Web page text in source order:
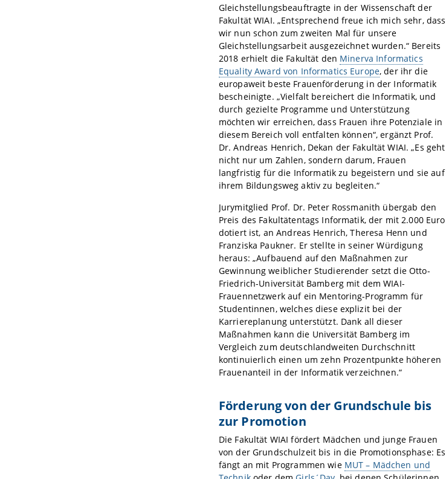
Gleichstellungsbeauftragte in der Wissenschaft der
Fakultät WIAI. „Entsprechend freue ich mich sehr, dass
wir nun schon zum zweiten Mal für unsere
Gleichstellungsarbeit ausgezeichnet wurden.“ Bereits
2018 erhielt die Fakultät den Minerva Informatics
Equality Award von Informatics Europe, der ihr die
europaweit beste Frauenförderung in der Informatik
bescheinigte. „Vielfalt bereichert die Informatik, und
durch gezielte Programme und Unterstützung
möchten wir erreichen, dass Frauen ihre Potenziale in
diesem Bereich voll entfalten können“, ergänzt Prof.
Dr. Andreas Henrich, Dekan der Fakultät WIAI. „Es geht
nicht nur um Zahlen, sondern darum, Frauen
langfristig für die Informatik zu begeistern und sie auf
ihrem Bildungsweg aktiv zu begleiten.“
Jurymitglied Prof. Dr. Peter Rossmanith übergab den
Preis des Fakultätentags Informatik, der mit 2.000 Euro
dotiert ist, an Andreas Henrich, Theresa Henn und
Franziska Paukner. Er stellte in seiner Würdigung
heraus: „Aufbauend auf den Maßnahmen zur
Gewinnung weiblicher Studierender setzt die Otto-
Friedrich-Universität Bamberg mit dem WIAI-
Frauennetzwerk auf ein Mentoring-Programm für
Studentinnen, welches diese explizit bei der
Karriereplanung unterstützt. Dank all dieser
Maßnahmen kann die Universität Bamberg im
Vergleich zum deutschlandweiten Durchschnitt
kontinuierlich einen um zehn Prozentpunkte höheren
Frauenanteil in der Informatik verzeichnen.“
Förderung von der Grundschule bis
zur Promotion
Die Fakultät WIAI fördert Mädchen und junge Frauen
von der Grundschulzeit bis in die Promotionsphase: Es
fängt an mit Programmen wie MUT – Mädchen und